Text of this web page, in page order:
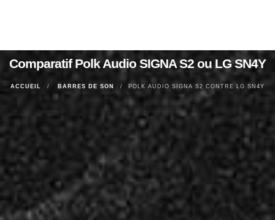
Comparatif Polk Audio SIGNA S2 ou LG SN4Y
ACCUEIL BARRES DE SON POLK AUDIO SIGNA S2 CONTRE LG SN4Y